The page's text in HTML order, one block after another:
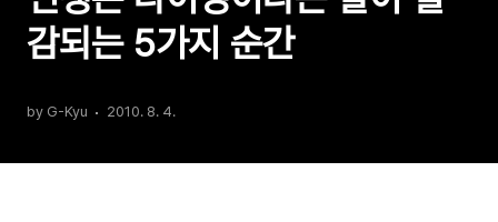
감되는 5가지 순간
by G-Kyu 2010. 8. 4.